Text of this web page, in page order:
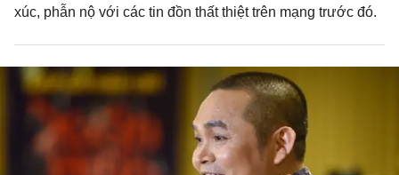
xúc, phẫn nộ với các tin đồn thất thiệt trên mạng trước đó.